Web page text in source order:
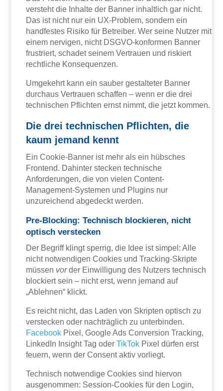
versteht die Inhalte der Banner inhaltlich gar nicht.
Das ist nicht nur ein UX-Problem, sondern ein
handfestes Risiko für Betreiber. Wer seine Nutzer mit
einem nervigen, nicht DSGVO-konformen Banner
frustriert, schadet seinem Vertrauen und riskiert
rechtliche Konsequenzen.
Umgekehrt kann ein sauber gestalteter Banner
durchaus Vertrauen schaffen – wenn er die drei
technischen Pflichten ernst nimmt, die jetzt kommen.
Die drei technischen Pflichten, die
kaum jemand kennt
Ein Cookie-Banner ist mehr als ein hübsches
Frontend. Dahinter stecken technische
Anforderungen, die von vielen Content-
Management-Systemen und Plugins nur
unzureichend abgedeckt werden.
Pre-Blocking: Technisch blockieren, nicht
optisch verstecken
Der Begriff klingt sperrig, die Idee ist simpel: Alle
nicht notwendigen Cookies und Tracking-Skripte
müssen vorder Einwilligung des Nutzers technisch
blockiert sein – nicht erst, wenn jemand auf
„Ablehnen“ klickt.
Es reicht nicht, das Laden von Skripten optisch zu
verstecken oder nachträglich zu unterbinden.
Facebook Pixel, Google Ads Conversion Tracking,
LinkedIn Insight Tag oderTikTok Pixel dürfen erst
feuern, wenn der Consent aktiv vorliegt.
Technisch notwendige Cookies sind hiervon
ausgenommen: Session-Cookies für den Login,